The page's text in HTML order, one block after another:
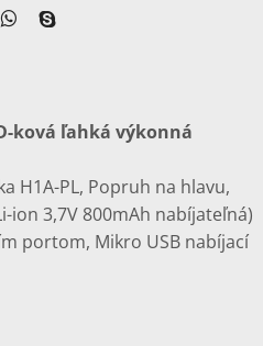
ková ľahká výkonná
H1A-PL, Popruh na hlavu,
ion 3,7V 800mAh nabíjateľná)
portom, Mikro USB nabíjací